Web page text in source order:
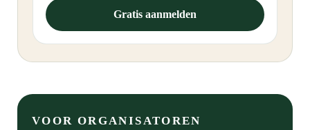
*
*
Gratis aanmelden
VOOR ORGANISATOREN